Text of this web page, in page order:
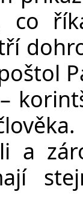
co
a